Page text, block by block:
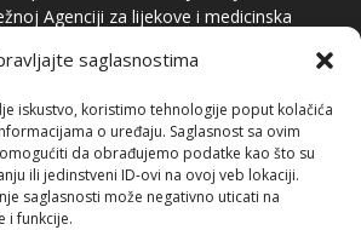
saglasnostima
iskustvo, koristimo tehnologije poput kolačića
o uređaju. Saglasnost sa ovim
da obrađujemo podatke kao što su
ili jedinstveni ID-ovi na ovoj veb lokaciji.
saglasnosti može negativno uticati na
i funkcije.
Agenciji za lijekove i medicinska